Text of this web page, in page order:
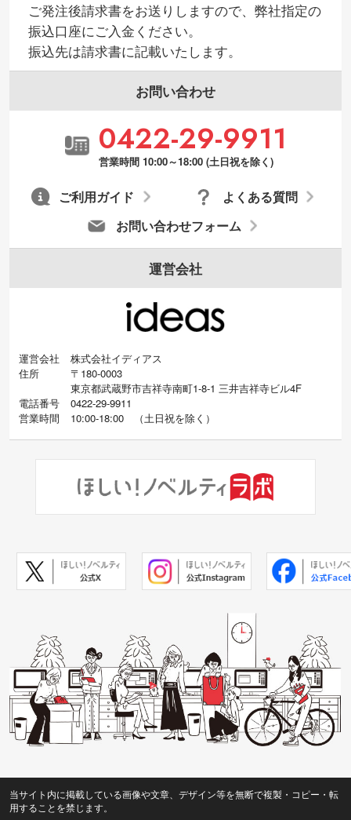
ご発注後請求書をお送りしますので、弊社指定の
振込口座にご入金ください。
振込先は請求書に記載いたします。
お問い合わせ
0422-29-9911
営業時間 10:00～18:00 (土日祝を除く)
お問い合わせフォーム
よくある質問
ご利用ガイド
運営会社
運営会社
株式会社イディアス
住所
〒180-0003
東京都武蔵野市吉祥寺南町1-8-1 三井吉祥寺ビル4F
電話番号
0422-29-9911
営業時間
10:00-18:00 （土日祝を除く）
当サイト内に掲載している画像や文章、デザイン等を無断で複製・コピー・転
用することを禁じます。